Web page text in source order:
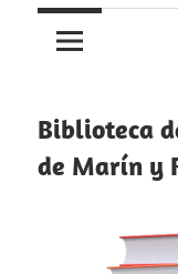
Biblioteca
de Marín y